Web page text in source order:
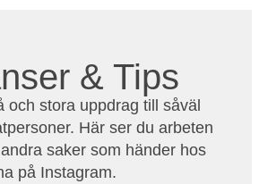
& Tips
och stora uppdrag till såväl
Här ser du arbeten
saker som händer hos
på Instagram.